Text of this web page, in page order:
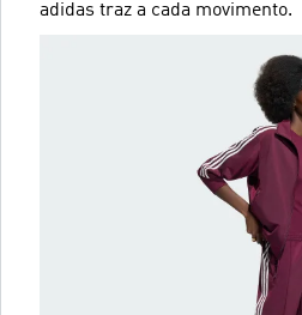
adidas traz a cada movimento.